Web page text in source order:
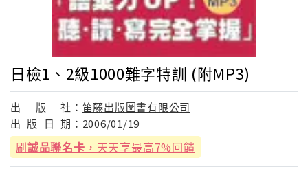
日檢1、2級1000難字特訓 (附MP3)
出 版 社： 笛藤出版圖書有限公司
出 版 日 期： 2006/01/19
刷誠品聯名卡 ，天天享最高7%回饋